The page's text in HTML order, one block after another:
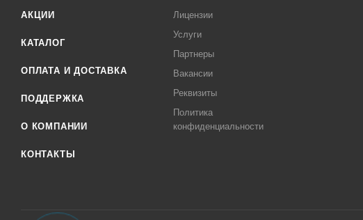
АКЦИИ
КАТАЛОГ
ОПЛАТА И ДОСТАВКА
ПОДДЕРЖКА
О КОМПАНИИ
КОНТАКТЫ
Лицензии
Услуги
Партнеры
Вакансии
Реквизиты
Политика
конфиденциальности